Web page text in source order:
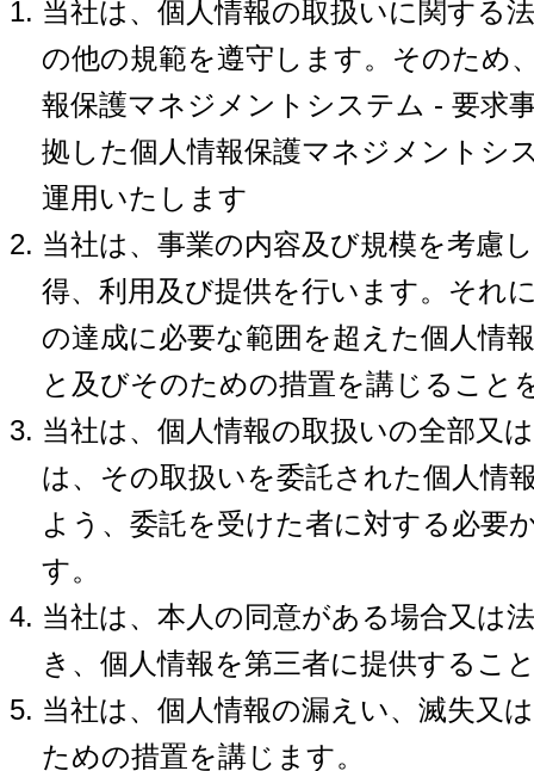
当社は、個人情報の取扱いに関する
の他の規範を遵守します。そのため
報保護マネジメントシステム - 要求
拠した個人情報保護マネジメントシ
運用いたします
当社は、事業の内容及び規模を考慮
得、利用及び提供を行います。それ
の達成に必要な範囲を超えた個人情
と及びそのための措置を講じること
当社は、個人情報の取扱いの全部又
は、その取扱いを委託された個人情
よう、委託を受けた者に対する必要
す。
当社は、本人の同意がある場合又は
き、個人情報を第三者に提供するこ
当社は、個人情報の漏えい、滅失又
ための措置を講じます。